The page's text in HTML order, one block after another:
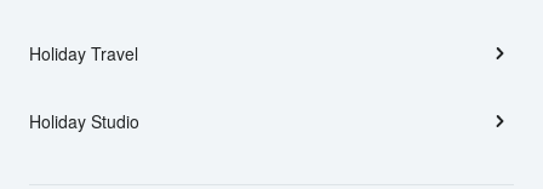
Holiday Travel
Holiday Studio